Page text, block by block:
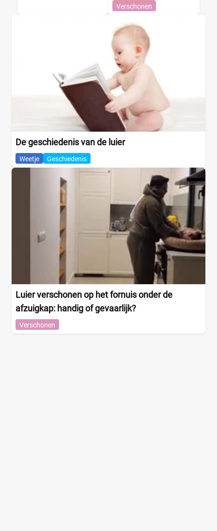
Verschonen
De geschiedenis van de luier
Weetje Geschiedenis
Luier verschonen op het fornuis onder de
afzuigkap: handig of gevaarlijk?
Verschonen